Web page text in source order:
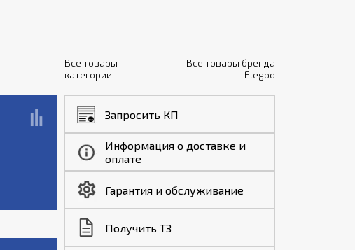
Все товары
категории
Все товары бренда
Elegoo
Запросить КП
Информация о доставке и
оплате
Гарантия и обслуживание
Получить ТЗ